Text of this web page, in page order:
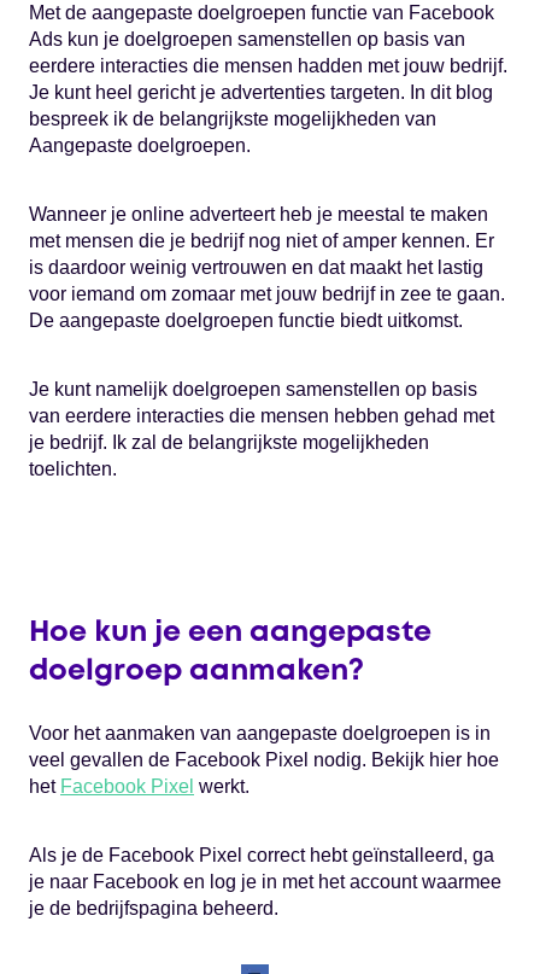
Met de aangepaste doelgroepen functie van Facebook
Ads kun je doelgroepen samenstellen op basis van
eerdere interacties die mensen hadden met jouw bedrijf.
Je kunt heel gericht je advertenties targeten. In dit blog
bespreek ik de belangrijkste mogelijkheden van
Aangepaste doelgroepen.
Wanneer je online adverteert heb je meestal te maken
met mensen die je bedrijf nog niet of amper kennen. Er
is daardoor weinig vertrouwen en dat maakt het lastig
voor iemand om zomaar met jouw bedrijf in zee te gaan.
De aangepaste doelgroepen functie biedt uitkomst.
Je kunt namelijk doelgroepen samenstellen op basis
van eerdere interacties die mensen hebben gehad met
je bedrijf. Ik zal de belangrijkste mogelijkheden
toelichten.
Hoe kun je een aangepaste
doelgroep aanmaken?
Voor het aanmaken van aangepaste doelgroepen is in
veel gevallen de Facebook Pixel nodig. Bekijk hier hoe
het Facebook Pixel werkt.
Als je de Facebook Pixel correct hebt geïnstalleerd, ga
je naar Facebook en log je in met het account waarmee
je de bedrijfspagina beheerd.